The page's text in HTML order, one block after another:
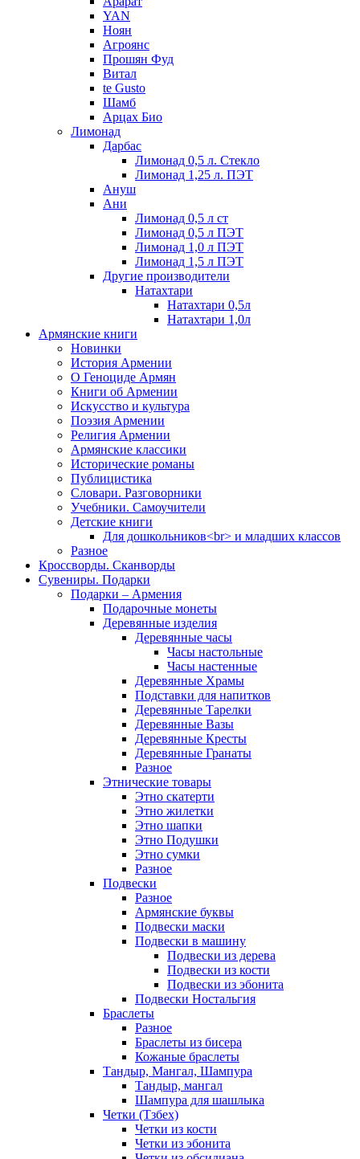
YAN
Ноян
Агроянс
Прошян Фуд
Витал
te Gusto
Шамб
Арцах Био
Лимонад
Дарбас
Лимонад 0,5 л. Стекло
Лимонад 1,25 л. ПЭТ
Ануш
Ани
Лимонад 0,5 л ст
Лимонад 0,5 л ПЭТ
Лимонад 1,0 л ПЭТ
Лимонад 1,5 л ПЭТ
Другие производители
Натахтари
Натахтари 0,5л
Натахтари 1,0л
Армянские книги
Новинки
История Армении
О Геноциде Армян
Книги об Армении
Иcкусство и культура
Поэзия Армении
Религия Армении
Армянские классики
Исторические романы
Публицистика
Словари. Разговорники
Учебники. Самоучители
Детские книги
Для дошкольников<br> и младших классов
Разное
Кроссворды. Сканворды
Сувениры. Подарки
Подарки – Армения
Подарочные монеты
Деревянные изделия
Деревянные часы
Часы настольные
Часы настенные
Деревянные Храмы
Подставки для напитков
Деревянные Тарелки
Деревянные Вазы
Деревянные Кресты
Деревянные Гранаты
Разное
Этнические товары
Этно скатерти
Этно жилетки
Этно шапки
Этно Подушки
Этно сумки
Разное
Подвески
Разное
Армянские буквы
Подвески маски
Подвески в машину
Подвески из дерева
Подвески из кости
Подвески из эбонита
Подвески Ностальгия
Браслеты
Разное
Браслеты из бисера
Кожаные браслеты
Тандыр, Мангал, Шампура
Тандыр, мангал
Шампура для шашлыка
Четки (Тзбех)
Четки из кости
Четки из эбонита